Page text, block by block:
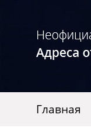
Главная